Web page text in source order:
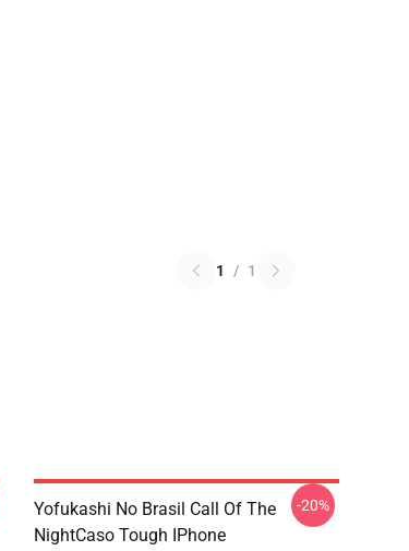
1 / 1
Yofukashi No Brasil Call Of The
NightCaso Tough IPhone
-20%